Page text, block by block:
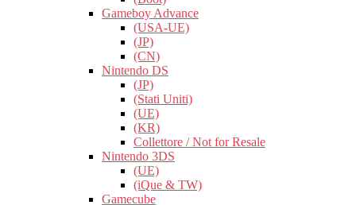
Gameboy Advance
(USA-UE)
(JP)
(CN)
Nintendo DS
(JP)
(Stati Uniti)
(UE)
(KR)
Collettore / Not for Resale
Nintendo 3DS
(UE)
(iQue & TW)
Gamecube